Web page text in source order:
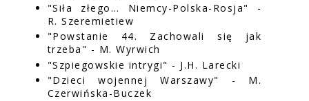
"Siła złego… Niemcy-Polska-Rosja" -
R. Szeremietiew
"Powstanie 44. Zachowali się jak
trzeba" - M. Wyrwich
"Szpiegowskie intrygi" - J.H. Larecki
"Dzieci wojennej Warszawy" - M.
Czerwińska-Buczek